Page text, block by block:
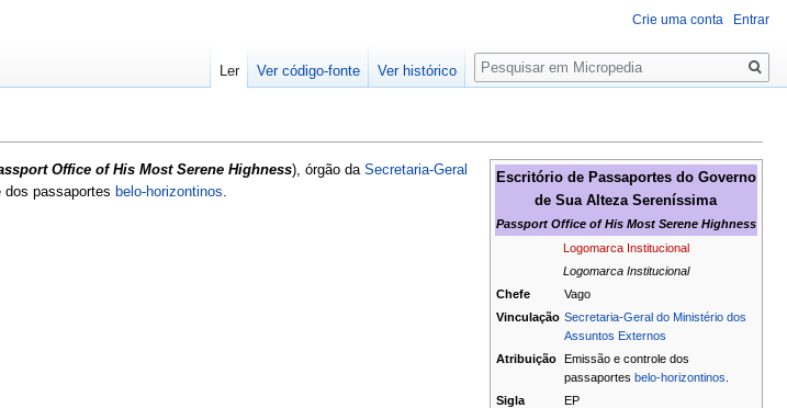
Escritório de Passaportes do Governo
de Sua Alteza Sereníssima
Passport Office of His Most Serene Highness
Logomarca Institucional
Logomarca Institucional
Chefe
Vago
Vinculação Secretaria-Geral do Ministério dos
Assuntos Externos
Atribuição
Emissão e controle dos
passaportes belo-horizontinos
Sigla
EP
Office of His Most Serene Highness), órgão da Secretaria-Geral
passaportes belo-horizontinos
Crie uma conta Entrar
Ler Ver código-fonte Ver histórico
Pesquisa